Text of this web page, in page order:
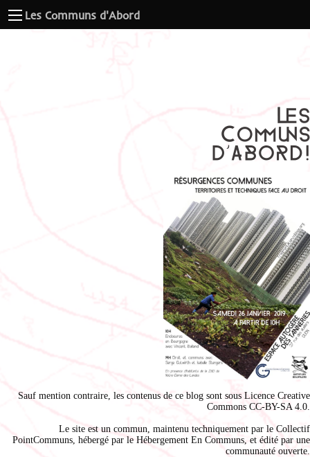
Les Communs d'Abord
Sauf mention contraire, les contenus de ce blog sont sous Licence Creative
Commons CC-BY-SA 4.0
Le site est un commun, maintenu techniquement par le Collectif
PointCommuns , hébergé par le Hébergement En Communs , et édité par une
communauté ouverte.